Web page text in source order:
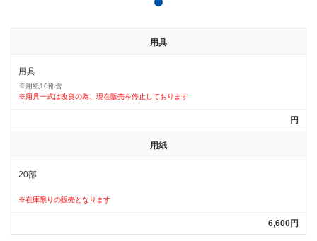
用具
用具
※用紙10部含
※用具一式は改良の為、現在販売を停止しております
円
用紙
20部
※在庫限りの販売となります
6,600円